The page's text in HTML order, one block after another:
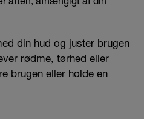
din hud og juster brugen
rødme, tørhed eller
brugen eller holde en